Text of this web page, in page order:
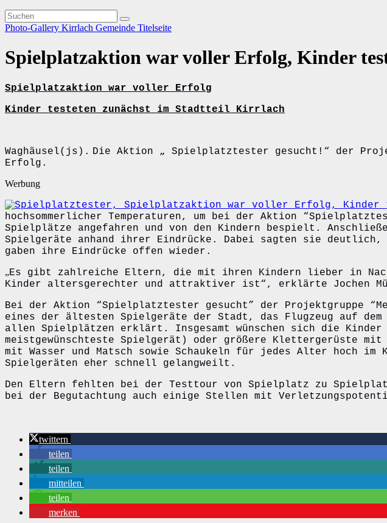
Photo-Gallery Kirrlach Gemeinde Titelseite
Spielplatzaktion war voller Erfolg, Kinder
Spielplatzaktion war voller Erfolg
Kinder testeten zunächst im Stadtteil Kirrlach
Waghäusel(js). Die Aktion „ Spielplatztester gesucht!“ der
Erfolg.
Werbung
hochsommerlicher Temperaturen, um bei der Aktion
Spielplätze angefahren und von den Kindern bespielt.
Spielgeräte anhand ihrer Eindrücke. Dabei sagten sie
gaben ihre Eindrücke offen wieder.
„Es gibt zahlreiche Eltern, die mit ihren Kindern lieber in
Kinder altersgerechter und attraktiver ist“, erklärte Jochen
Bei der Aktion “Spielplatztester gesucht” der Projektgruppe
eines der ältesten Spielgeräte der Stadt, das Flugzeug auf
allen Spielplätzen erklärt. Insgesamt wünschen sich die Kinder
meistgewünschteste Spielgerät) oder größere Klettergerüste mit
mit Wasser und Matsch sowie Schaukeln für jedes Alter hoch im
Spielgeräten eher schnell gelangweilt.
Den Eltern fehlten bei der Testtour von Spielplatz zu
bei der Begutachtung auch einige Stellen mit
twittern
teilen
teilen
mitteilen
teilen
merken